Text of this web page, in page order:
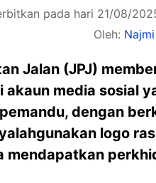
pada hari 21/08/
Oleh:
Jalan (JPJ)
akaun media sosial
dengan
logo
mendapatkan